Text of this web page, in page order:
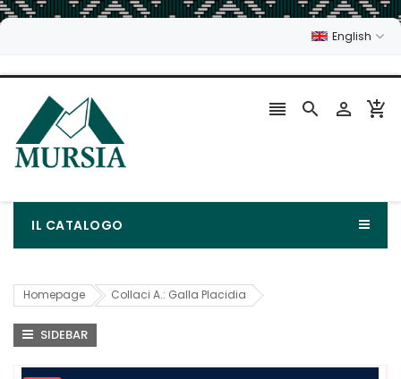
English
   
IL CATALOGO
Homepage Collaci A.: Galla Placidia
SIDEBAR